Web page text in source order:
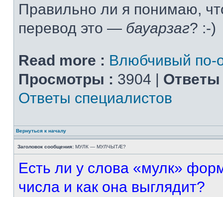
Правильно ли я понимаю,
перевод это — бауарзаг? :-)
Read more : Влюбчивый по-
Просмотры : 3904 | Ответы
Ответы специалистов
Вернуться к началу
Заголовок сообщения: МУЛК — МУЛЧЫТÆ?
Есть ли у слова «мулк»
числа и как она выглядит?